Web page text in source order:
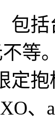
包
等
定
、